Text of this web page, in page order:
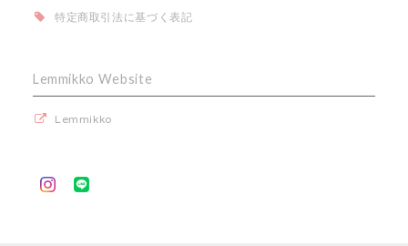
特定商取引法に基づく表記
Lemmikko Website
Lemmikko